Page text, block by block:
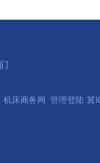
机床商务网 管理登陆 冀